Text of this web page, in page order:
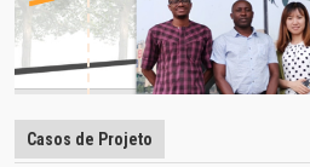
Casos de Projeto